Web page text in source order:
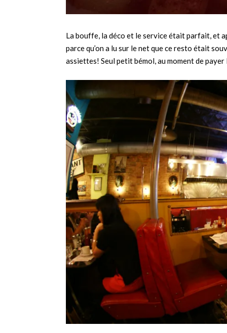
La bouffe, la déco et le service était parfait, et
parce qu’on a lu sur le net que ce resto était
assiettes! Seul petit bémol, au moment de